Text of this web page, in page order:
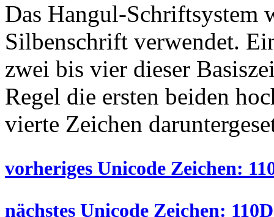
Das Hangul-Schriftsystem
Silbenschrift verwendet.
zwei bis vier dieser
Regel die ersten beiden
vierte Zeichen
vorheriges Unicode Zeichen:
nächstes Unicode Zeichen: